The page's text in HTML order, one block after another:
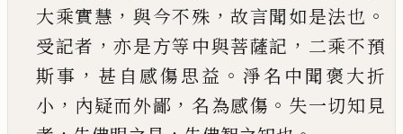
大乘實慧 ，與今不殊 ，故言聞如是法也 。
受記者 ，亦是方等中與菩薩記 ， 二乘不預
斯事 ， 甚自感傷思益 。 淨名中聞褒大折
小 ， 內疑而外鄙 ， 名為感傷 。 失一切知見